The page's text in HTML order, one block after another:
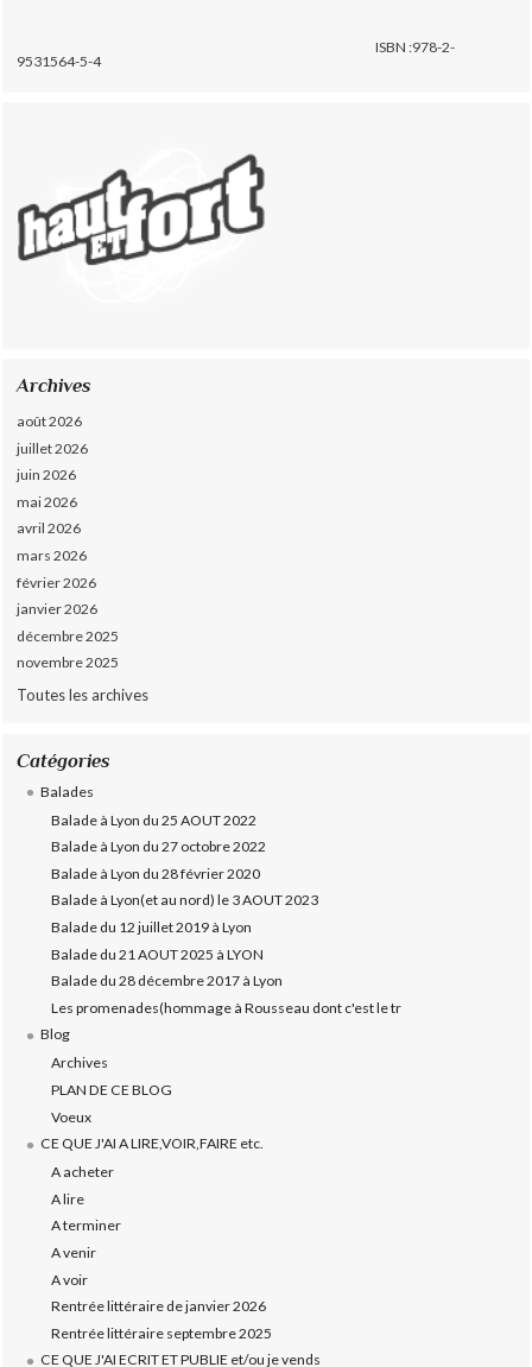
ISBN :978-2-
9531564-5-4
Archives
août 2026
juillet 2026
juin 2026
mai 2026
avril 2026
mars 2026
février 2026
janvier 2026
décembre 2025
novembre 2025
Toutes les archives
Catégories
Balades
Balade à Lyon du 25 AOUT 2022
Balade à Lyon du 27 octobre 2022
Balade à Lyon du 28 février 2020
Balade à Lyon(et au nord) le 3 AOUT 2023
Balade du 12 juillet 2019 à Lyon
Balade du 21 AOUT 2025 à LYON
Balade du 28 décembre 2017 à Lyon
Les promenades(hommage à Rousseau dont c'est le tr
Blog
Archives
PLAN DE CE BLOG
Voeux
CE QUE J'AI A LIRE,VOIR,FAIRE etc.
A acheter
A lire
A terminer
A venir
A voir
Rentrée littéraire de janvier 2026
Rentrée littéraire septembre 2025
CE QUE J'AI ECRIT ET PUBLIE et/ou je vends